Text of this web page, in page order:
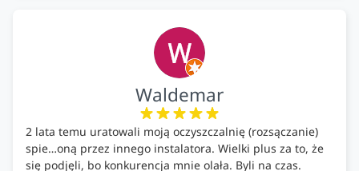
ekologicznych rozwiązań!🍀
Waldemar
2 lata temu uratowali moją oczyszczalnię (rozsączanie)
spie…oną przez innego instalatora. Wielki plus za to, że
się podjęli, bo konkurencja mnie olała. Byli na czas.